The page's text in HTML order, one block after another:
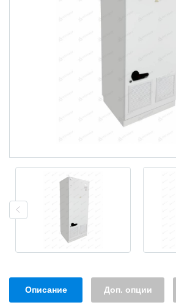
Описание Доп. опции